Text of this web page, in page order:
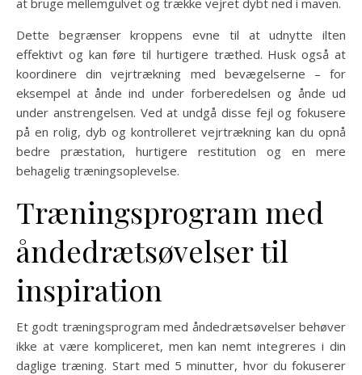
Dette begrænser kroppens evne til at udnytte ilten
effektivt og kan føre til hurtigere træthed. Husk også at
koordinere din vejrtrækning med bevægelserne – for
eksempel at ånde ind under forberedelsen og ånde ud
under anstrengelsen. Ved at undgå disse fejl og fokusere
på en rolig, dyb og kontrolleret vejrtrækning kan du opnå
bedre præstation, hurtigere restitution og en mere
behagelig træningsoplevelse.
Træningsprogram med
åndedrætsøvelser til
inspiration
Et godt træningsprogram med åndedrætsøvelser behøver
ikke at være kompliceret, men kan nemt integreres i din
daglige træning. Start med 5 minutter, hvor du fokuserer